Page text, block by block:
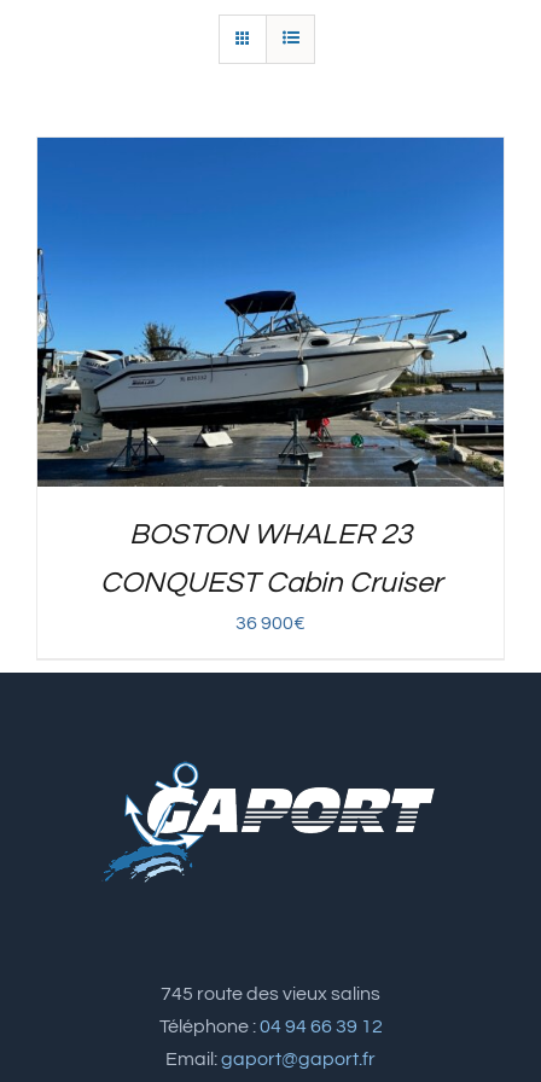
BOSTON WHALER 23
CONQUEST Cabin Cruiser
36 900€
745 route des vieux salins
Téléphone :04 94 66 39 12
Email:gaport@gaport.fr